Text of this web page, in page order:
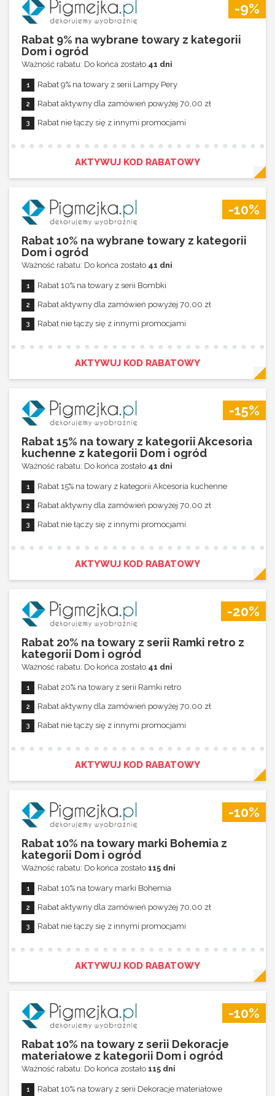
-9%
Rabat 9% na wybrane towary z kategorii
Dom i ogród
Ważność rabatu: Do końca zostało 41 dni
Rabat 9% na towary z serii Lampy Pery
Rabat aktywny dla zamówień powyżej 70,00 zł
Rabat nie łączy się z innymi promocjami
AKTYWUJ KOD RABATOWY
-10%
Rabat 10% na wybrane towary z kategorii
Dom i ogród
Ważność rabatu: Do końca zostało 41 dni
Rabat 10% na towary z serii Bombki
Rabat aktywny dla zamówień powyżej 70,00 zł
Rabat nie łączy się z innymi promocjami
AKTYWUJ KOD RABATOWY
-15%
Rabat 15% na towary z kategorii Akcesoria
kuchenne z kategorii Dom i ogród
Ważność rabatu: Do końca zostało 41 dni
Rabat 15% na towary z kategorii Akcesoria kuchenne
Rabat aktywny dla zamówień powyżej 70,00 zł
Rabat nie łączy się z innymi promocjami
AKTYWUJ KOD RABATOWY
-20%
Rabat 20% na towary z serii Ramki retro z
kategorii Dom i ogród
Ważność rabatu: Do końca zostało 41 dni
Rabat 20% na towary z serii Ramki retro
Rabat aktywny dla zamówień powyżej 70,00 zł
Rabat nie łączy się z innymi promocjami
AKTYWUJ KOD RABATOWY
-10%
Rabat 10% na towary marki Bohemia z
kategorii Dom i ogród
Ważność rabatu: Do końca zostało 115 dni
Rabat 10% na towary marki Bohemia
Rabat aktywny dla zamówień powyżej 70,00 zł
Rabat nie łączy się z innymi promocjami
AKTYWUJ KOD RABATOWY
-10%
Rabat 10% na towary z serii Dekoracje
materiałowe z kategorii Dom i ogród
Ważność rabatu: Do końca zostało 115 dni
Rabat 10% na towary z serii Dekoracje materiałowe